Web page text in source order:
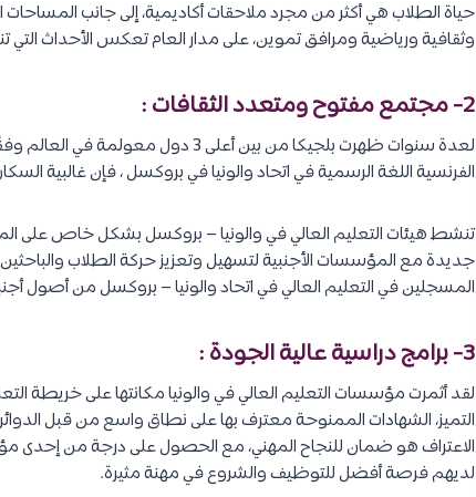
حياة الطلاب هي أكثر من مجرد ملاحقات أكاديمية، إلى جانب
وثقافية ورياضية ومرافق تموين، على مدار العام تعكس الأحداث التي
2- مجتمع مفتوح ومتعدد الثقافات :
الفرنسية اللغة الرسمية في اتحاد والونيا في بروكسل ، فإن غالبية
تنشط هيئات التعليم العالي في والونيا – بروكسل بشكل خاص
المسجلين في التعليم العالي في اتحاد والونيا – بروكسل من أصول
3- برامج دراسية عالية الجودة :
لقد أثمرت مؤسسات التعليم العالي في والونيا مكانتها على خريطة
التميز، الشهادات الممنوحة معترف بها على نطاق واسع من قبل الدوائر
الاعتراف هو ضمان للنجاح المهني، مع الحصول على درجة من إحدى
لديهم فرصة أفضل للتوظيف والشروع في مهنة مثيرة.